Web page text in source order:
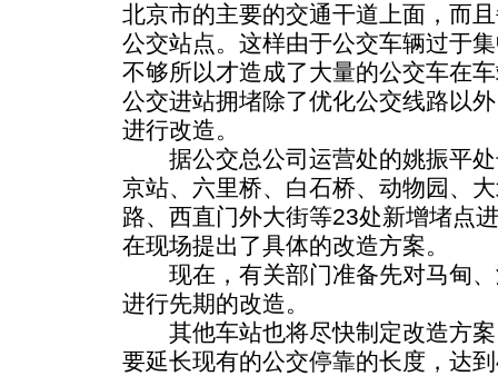
北京市的主要的交通干道上面，而
公交站点。这样由于公交车辆过于
不够所以才造成了大量的公交车在
公交进站拥堵除了优化公交线路以
进行改造。
据公交总公司运营处的姚振平处
京站、六里桥、白石桥、动物园、
路、西直门外大街等23处新增堵点
在现场提出了具体的改造方案。
现在，有关部门准备先对马甸、
进行先期的改造。
其他车站也将尽快制定改造方案
要延长现有的公交停靠的长度，达